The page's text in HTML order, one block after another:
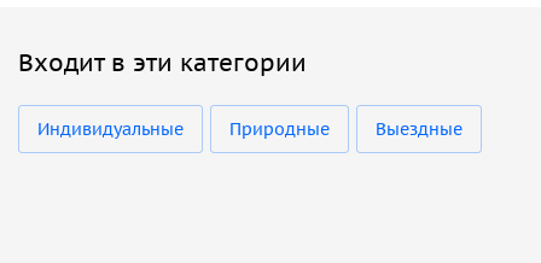
Входит в эти категории
Индивидуальные Природные Выездные